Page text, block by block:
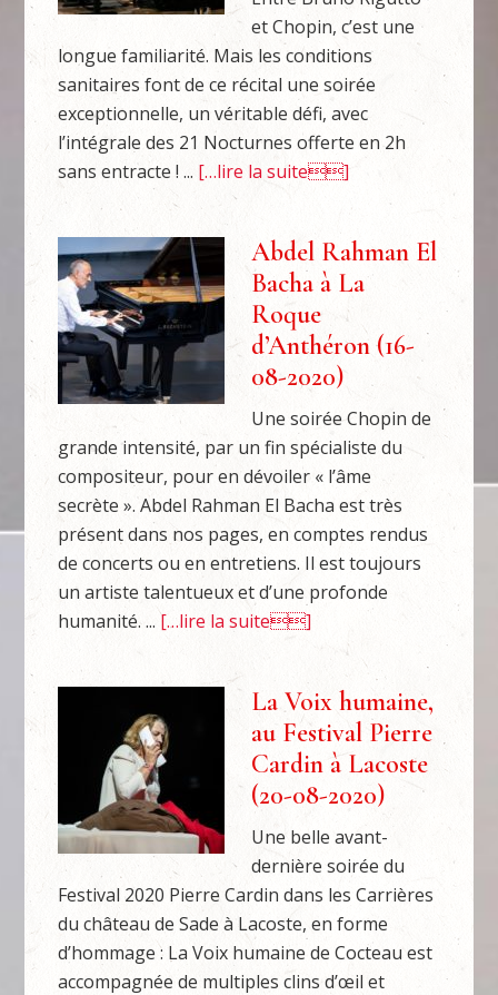
et Chopin, c’est une
longue familiarité. Mais les conditions
sanitaires font de ce récital une soirée
exceptionnelle, un véritable défi, avec
l’intégrale des 21 Nocturnes offerte en 2h
sans entracte ! ... […lire la suite]
Abdel Rahman El
Bacha à La
Roque
d’Anthéron (16-
08-2020)
Une soirée Chopin de
grande intensité, par un fin spécialiste du
compositeur, pour en dévoiler « l’âme
secrète ». Abdel Rahman El Bacha est très
présent dans nos pages, en comptes rendus
de concerts ou en entretiens. Il est toujours
un artiste talentueux et d’une profonde
humanité. ...[…lire la suite]
La Voix humaine,
au Festival Pierre
Cardin à Lacoste
(20-08-2020)
Une belle avant-
dernière soirée du
Festival 2020 Pierre Cardin dans les Carrières
du château de Sade à Lacoste, en forme
d’hommage : La Voix humaine de Cocteau est
accompagnée de multiples clins d’œil et